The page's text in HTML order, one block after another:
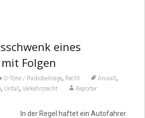
eines
Folgen
O-Töne / Radiobeiträge, Recht Anwalt,
, Unfall , Verkehrsrecht Reporter
In der Regel haftet ein Autofahrer